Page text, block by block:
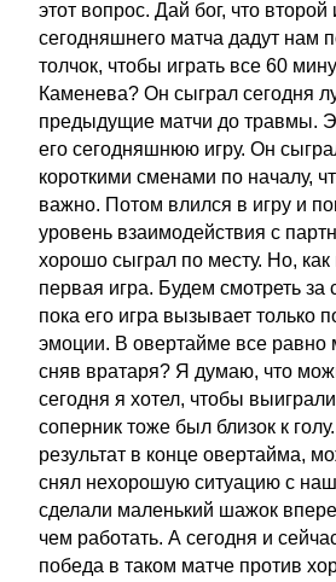
этот вопрос. Дай бог, что
сегодняшнего матча дадут нам
толчок, чтобы играть все 60
Каменева? Он сыграл сегодня
предыдущие матчи до травмы.
его сегодняшнюю игру. Он
короткими сменами по началу,
важно. Потом влился в игру и
уровень взаимодействия с
хорошо сыграл по месту. Но, как
первая игра. Будем смотреть за
пока его игра вызывает только
эмоции. В овертайме все равно
сняв вратаря? Я думаю, что
сегодня я хотел, чтобы
соперник тоже был близок к
результат в конце овертайма,
снял нехорошую ситуацию с
сделали маленький шажок
чем работать. А сегодня и
победа в таком матче против